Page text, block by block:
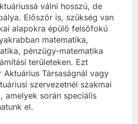
válni hosszú, de
Először is, szükség van
alapokra épülő felsőfokú
matematika,
pénzügy-matematika
területeken. Ezt
Társaságnál vagy
szervezetnél szakmai
amelyek során speciális
el.